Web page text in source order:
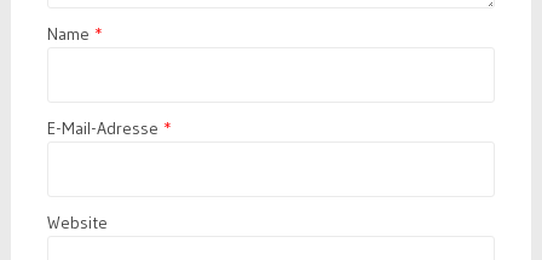
Name *
E-Mail-Adresse *
Website